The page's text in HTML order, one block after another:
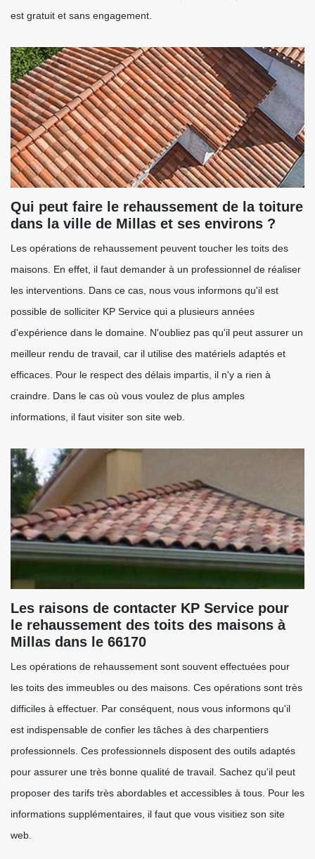
est gratuit et sans engagement.
Qui peut faire le rehaussement de la toiture
dans la ville de Millas et ses environs ?
Les opérations de rehaussement peuvent toucher les toits des
maisons. En effet, il faut demander à un professionnel de réaliser
les interventions. Dans ce cas, nous vous informons qu'il est
possible de solliciter KP Service qui a plusieurs années
d'expérience dans le domaine. N'oubliez pas qu'il peut assurer un
meilleur rendu de travail, car il utilise des matériels adaptés et
efficaces. Pour le respect des délais impartis, il n'y a rien à
craindre. Dans le cas où vous voulez de plus amples
informations, il faut visiter son site web.
Les raisons de contacter KP Service pour
le rehaussement des toits des maisons à
Millas dans le 66170
Les opérations de rehaussement sont souvent effectuées pour
les toits des immeubles ou des maisons. Ces opérations sont très
difficiles à effectuer. Par conséquent, nous vous informons qu'il
est indispensable de confier les tâches à des charpentiers
professionnels. Ces professionnels disposent des outils adaptés
pour assurer une très bonne qualité de travail. Sachez qu'il peut
proposer des tarifs très abordables et accessibles à tous. Pour les
informations supplémentaires, il faut que vous visitiez son site
web.